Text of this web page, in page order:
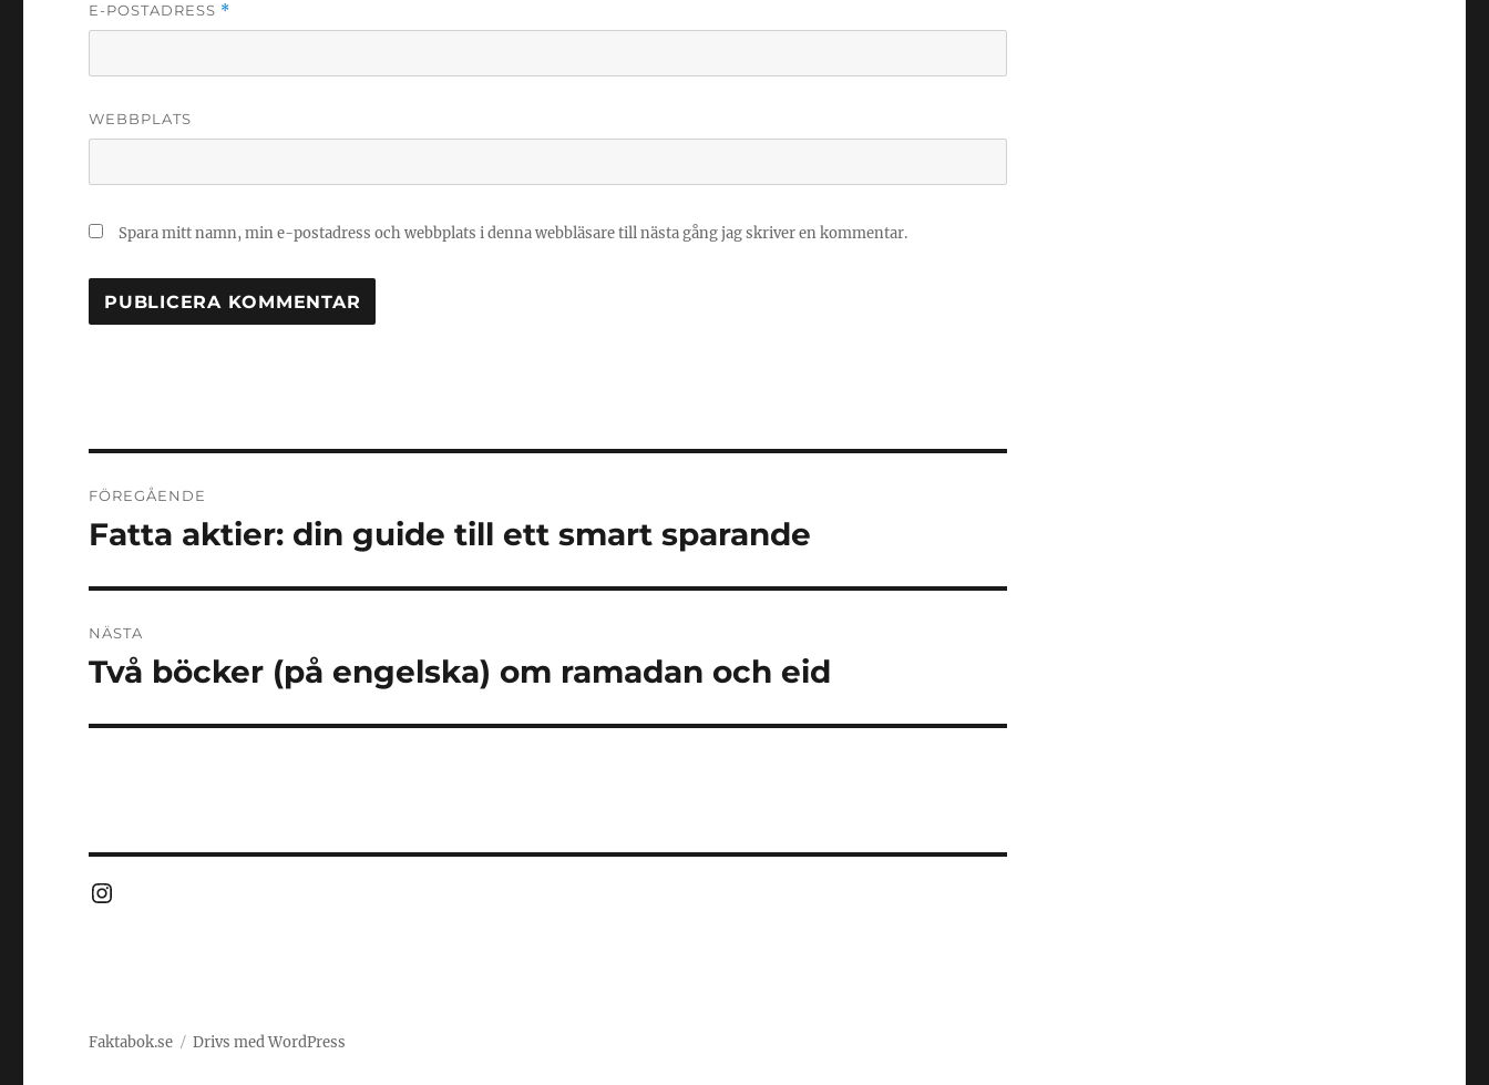
E-POSTADRESS *
WEBBPLATS
Spara mitt namn, min e-postadress och webbplats i denna webbläsare till nästa gång jag skriver en kommentar.
FÖREGÅENDE
Föregående
Fatta aktier: din guide till ett smart sparande
NÄSTA
Nästa
Två böcker (på engelska) om ramadan och eid
Instagram
Faktabok.se Drivs med WordPress